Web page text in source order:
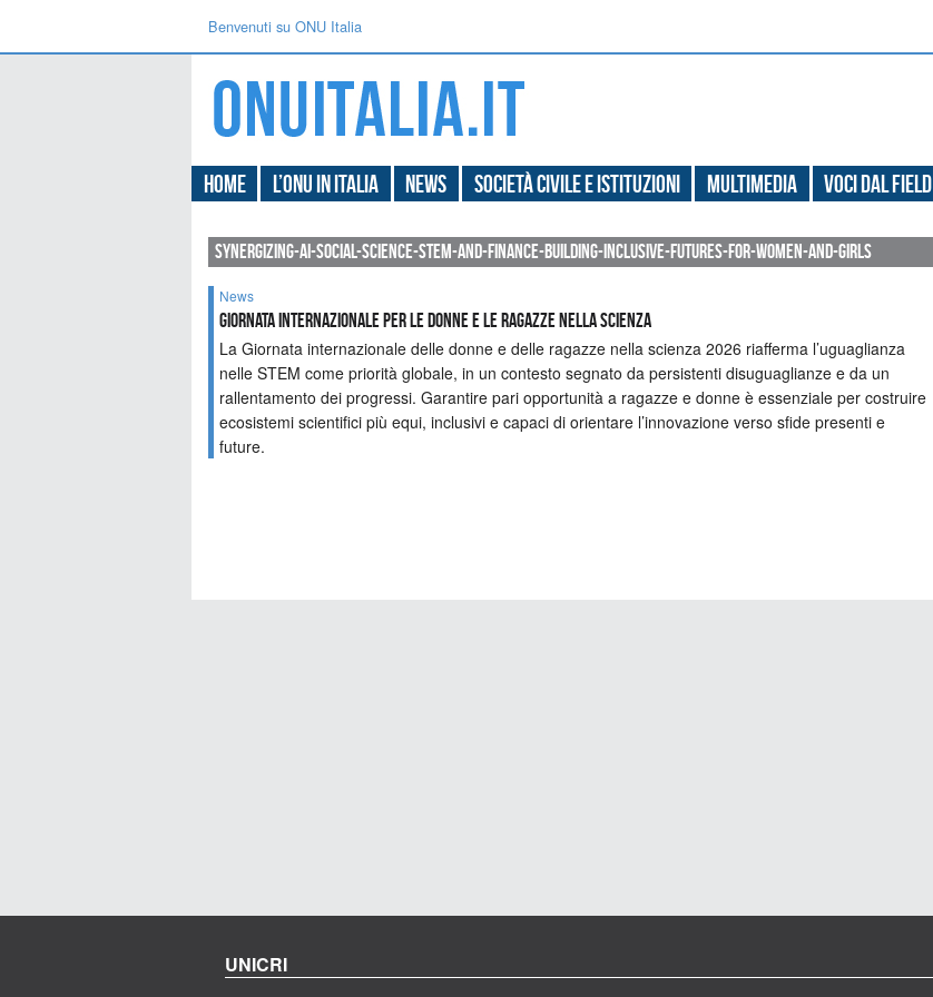
Benvenuti su ONU Italia
Home L’ONU in Italia News Società civile e Istituzioni Multimedia Voci dal field
synergizing-ai-social-science-stem-and-finance-building-inclusive-futures-for-women-and-girls
News
GIORNATA INTERNAZIONALE PER LE DONNE E LE RAGAZZE NELLA SCIENZA
La Giornata internazionale delle donne e delle ragazze nella scienza 2026 riafferma l’uguaglianza
nelle STEM come priorità globale, in un contesto segnato da persistenti disuguaglianze e da un
rallentamento dei progressi. Garantire pari opportunità a ragazze e donne è essenziale per costruire
ecosistemi scientifici più equi, inclusivi e capaci di orientare l’innovazione verso sfide presenti e
future.
UNICRI